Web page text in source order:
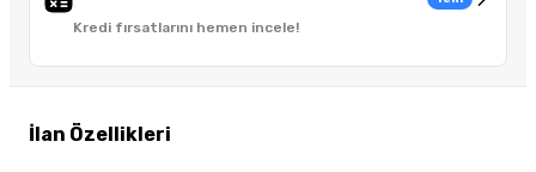
Kredi fırsatlarını hemen incele!
İlan Özellikleri